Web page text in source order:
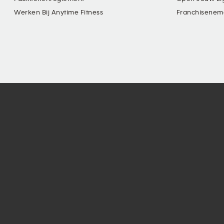
Werken Bij Anytime Fitness